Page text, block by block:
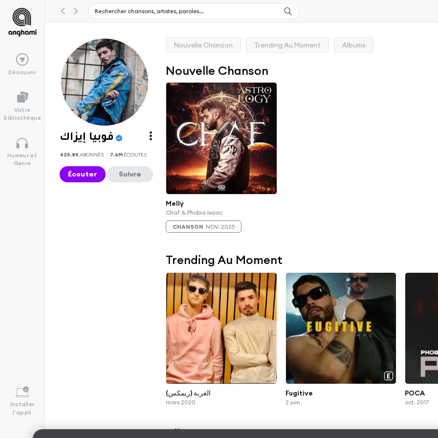
Découvrir
Votre
bibliothèque
Humeur et
Genre
Installer
l'appli
فوبيا إيزاك
425.8KABONNÉS 7.6M ÉCOUTES
Écouter Suivre
Nouvelle Chanson Trending Au Moment Albums
Nouvelle Chanson
Melly
Chaf & Phobia Isaac
CHANSON NOV. 2025
Trending Au Moment
الغربة (ريمكس)
mars 2020
Fugitive
2 juin
POCA
oct. 2017
Albums